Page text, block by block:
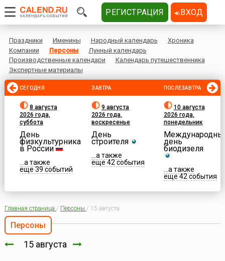
Праздники Именины Народный календарь
Хроника
Компании
Персоны
Лунный календарь
Производственные календари
Календарь путешественника
Экспертные материалы
СЕГОДНЯ
8 августа
2026 года,
суббота
День
физкультурника
в России
...а также
еще 39 событий
ЗАВТРА
9 августа
2026 года,
воскресенье
День
строителя
...а также
еще 42 события
ПОСЛЕЗАВТРА
10 августа
2026 года,
понедельник
день
биодизеля
...а также
еще 42 события
Главная страница / Персоны / 15 августа
Персоны
15 августа
РЕГИСТРАЦИЯ ВХОД